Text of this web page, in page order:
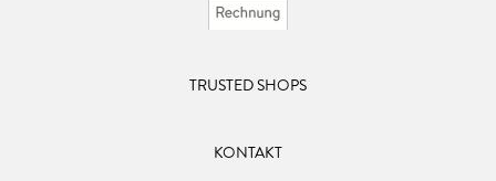
TRUSTED SHOPS
KONTAKT